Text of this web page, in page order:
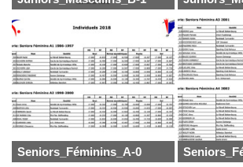
Seniors_Féminins_A-0